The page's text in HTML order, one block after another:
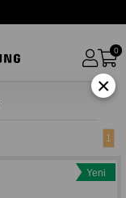
0
1
Yeni
×